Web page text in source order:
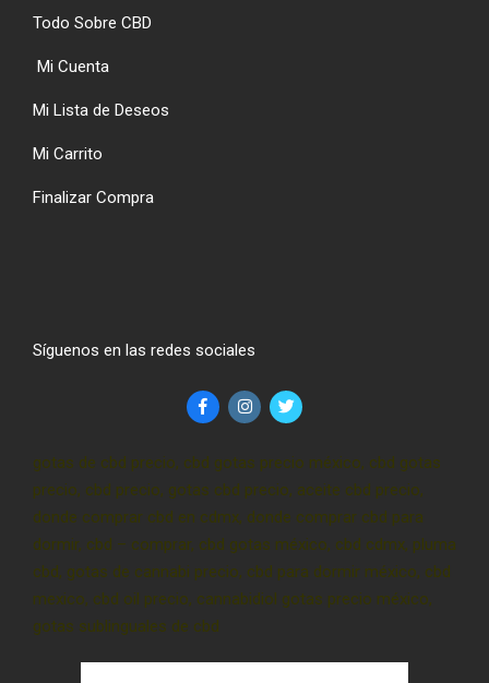
Todo Sobre CBD
Mi Cuenta
Mi Lista de Deseos
Mi Carrito
Finalizar Compra
Síguenos en las redes sociales
gotas de cbd precio, cbd gotas precio méxico, cbd gotas
precio, cbd precio, gotas cbd precio, aceite cbd precio,
donde comprar cbd en cdmx, donde comprar cbd para
dormir, cbd – comprar, cbd gotas méxico, cbd cdmx, pluma
cbd, gotas de cannabi precio, cbd para dormir méxico, cbd
mexico, cbd oil precio, cannabidiol gotas precio méxico,
gotas sublinguales de cbd